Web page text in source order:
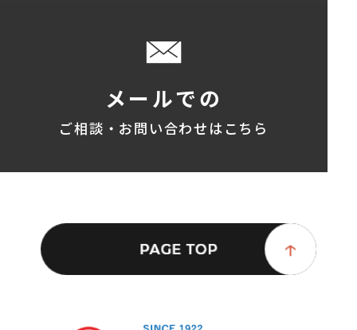
メールでの
ご相談・お問い合わせはこちら